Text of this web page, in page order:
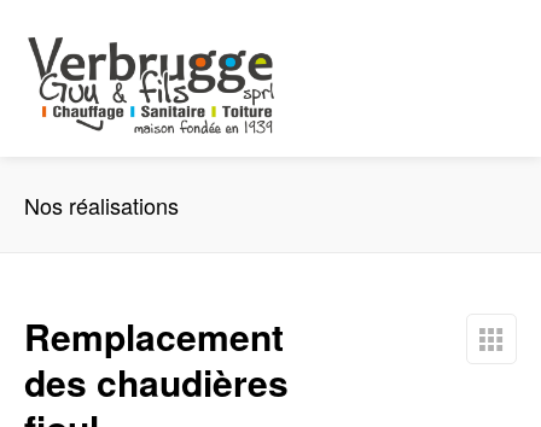
Nos réalisations
Remplacement
des chaudières